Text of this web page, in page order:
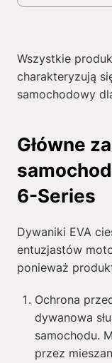
Wszystkie
charakteryzują
samochodowy
Główne
6-Series
Dywaniki EVA
entuzjastów
ponieważ
Ochrona
dywanowa
samochodu.
przez